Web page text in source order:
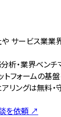
サービス業業
析・業界ベンチ
フォームの基
リングは無料
を依頼 ↗